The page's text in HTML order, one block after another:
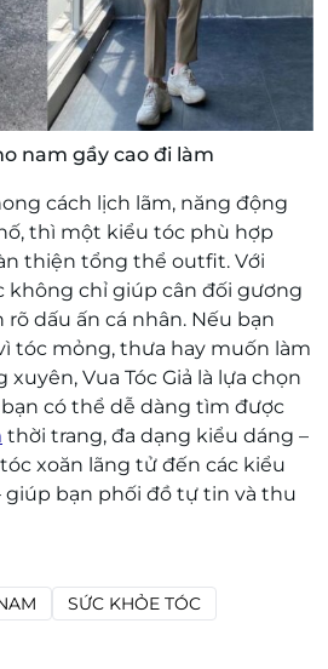
nam gầy cao đi làm
cách lịch lãm, năng động
thì một kiểu tóc phù hợp
thiện tổng thể outfit. Với
không chỉ giúp cân đối gương
dấu ấn cá nhân. Nếu bạn
tóc mỏng, thưa hay muốn làm
Vua Tóc Giả là lựa chọn
bạn có thể dễ dàng tìm được
thời trang, đa dạng kiểu dáng –
xoăn lãng tử đến các kiểu
bạn phối đồ tự tin và thu
SỨC KHỎE TÓC